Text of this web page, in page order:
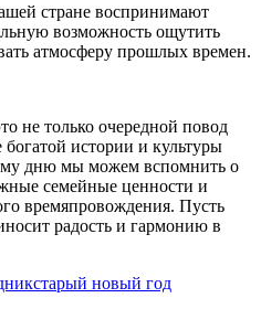
стране воспринимают
возможность ощутить
атмосферу прошлых времен.
не только очередной повод
истории и культуры
дню мы можем вспомнить о
семейные ценности и
времяпровождения. Пусть
радость и гармонию в
старый новый год